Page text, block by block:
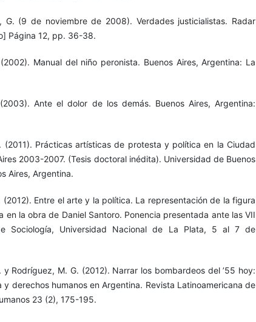
G. (9 de noviembre de 2008). Verdades justicialistas. Radar
Página 12, pp. 36-38.
Manual del niño peronista. Buenos Aires, Argentina: La
Ante el dolor de los demás. Buenos Aires, Argentina:
(2011). Prácticas artísticas de protesta y política en la Ciudad
2003-2007. (Tesis doctoral inédita). Universidad de Buenos
Aires, Argentina.
(2012). Entre el arte y la política. La representación de la figura
en la obra de Daniel Santoro. Ponencia presentada ante las VII
Sociología, Universidad Nacional de La Plata, 5 al 7 de
y Rodríguez, M. G. (2012). Narrar los bombardeos del ’55 hoy:
y derechos humanos en Argentina. Revista Latinoamericana de
23 (2), 175-195.